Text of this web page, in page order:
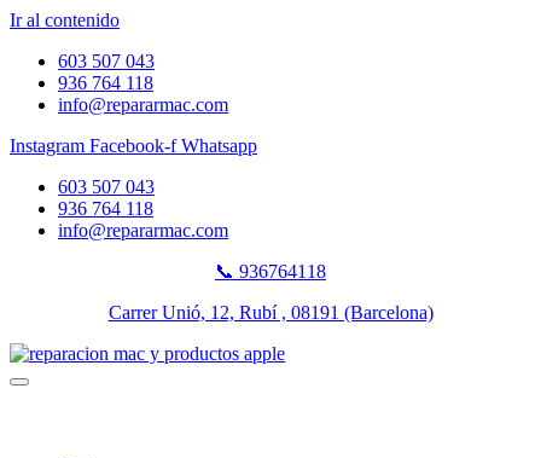
Ir al contenido
603 507 043
936 764 118
info@repararmac.com
Instagram Facebook-f Whatsapp
603 507 043
936 764 118
info@repararmac.com
📞 936764118
Carrer Unió, 12, Rubí , 08191 (Barcelona)